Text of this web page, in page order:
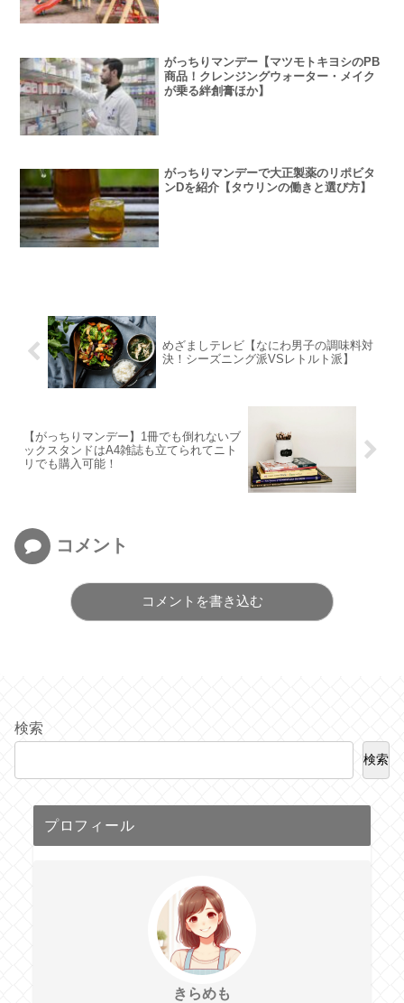
がっちりマンデー【マツモトキヨシのPB
商品！クレンジングウォーター・メイク
が乗る絆創膏ほか】
がっちりマンデーで大正製薬のリポビタ
ンDを紹介【タウリンの働きと選び方】
めざましテレビ【なにわ男子の調味料対
決！シーズニング派VSレトルト派】
【がっちりマンデー】1冊でも倒れないブ
ックスタンドはA4雑誌も立てられてニト
リでも購入可能！
コメント
コメントを書き込む
検索
検索
プロフィール
きらめも